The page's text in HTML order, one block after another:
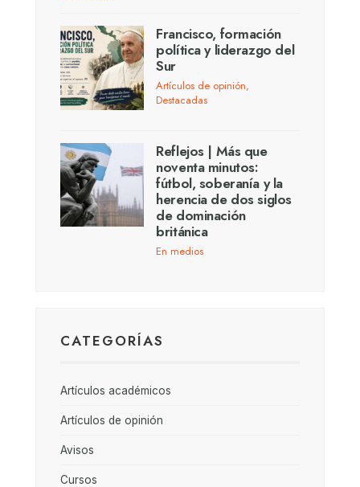
Francisco, formación
política y liderazgo del
Sur
Artículos de opinión,
Destacadas
Reflejos | Más que
noventa minutos:
fútbol, soberanía y la
herencia de dos siglos
de dominación
británica
En medios
CATEGORÍAS
Artículos académicos
Artículos de opinión
Avisos
Cursos